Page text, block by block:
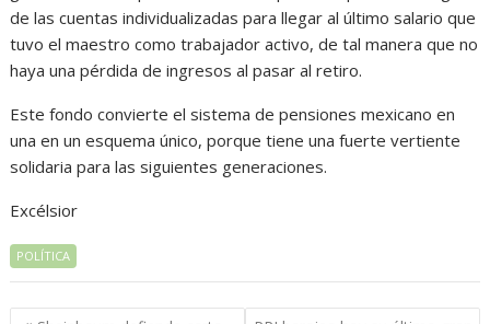
de las cuentas individualizadas para llegar al último salario que
tuvo el maestro como trabajador activo, de tal manera que no
haya una pérdida de ingresos al pasar al retiro.
Este fondo convierte el sistema de pensiones mexicano en
una en un esquema único, porque tiene una fuerte vertiente
solidaria para las siguientes generaciones.
Excélsior
POLÍTICA